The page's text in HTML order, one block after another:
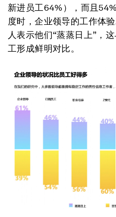
新进员工64%），而且
度时，企业领导的工作体
人表示他们“蒸蒸日上”，
工形成鲜明对比。